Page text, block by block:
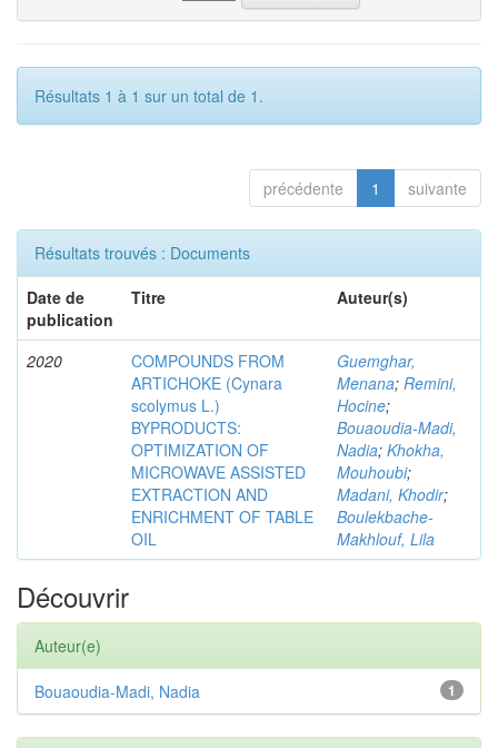
Résultats 1 à 1 sur un total de 1.
précédente 1 suivante
Résultats trouvés : Documents
Date de
publication
Titre Auteur(s)
2020
COMPOUNDS FROM
ARTICHOKE (Cynara
scolymus L.)
BYPRODUCTS:
OPTIMIZATION OF
MICROWAVE ASSISTED
EXTRACTION AND
ENRICHMENT OF TABLE
OIL
Guemghar,
Menana; Remini,
Hocine;
Bouaoudia-Madi,
Nadia; Khokha,
Mouhoubi;
Madani, Khodir;
Boulekbache-
Makhlouf, Lila
Découvrir
Auteur(e)
1
Bouaoudia-Madi, Nadia